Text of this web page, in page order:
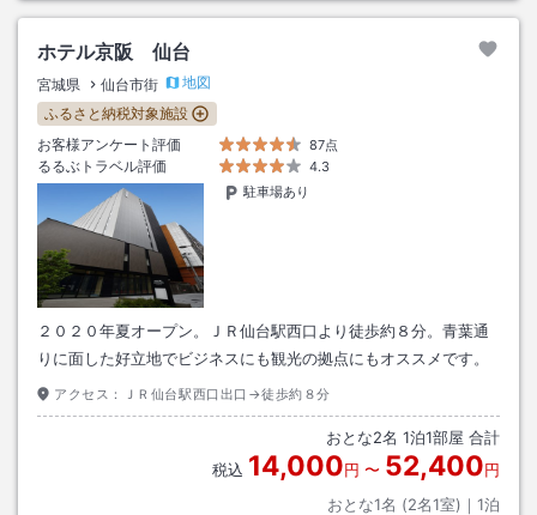
ホテル京阪 仙台
宮城県 仙台市街
地図
ふるさと納税対象施設
お客様アンケート評価
87点
るるぶトラベル評価
4.3
駐車場あり
２０２０年夏オープン。ＪＲ仙台駅西口より徒歩約８分。青葉通
りに面した好立地でビジネスにも観光の拠点にもオススメです。
アクセス： ＪＲ仙台駅西口出口→徒歩約８分
おとな2名 1泊1部屋 合計
税込 14,000円 〜 52,400円
おとな1名 (2名1室)｜ 1泊